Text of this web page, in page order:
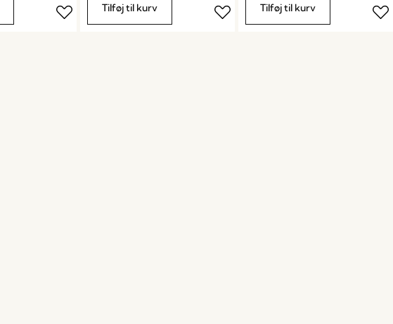
Tilføj til kurv
Tilføj til kurv